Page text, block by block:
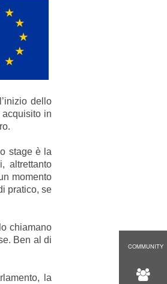
dello
in
stage è la
altrettanto
momento
pratico, se
chiamano
Ben al di
la
COMMUNITY